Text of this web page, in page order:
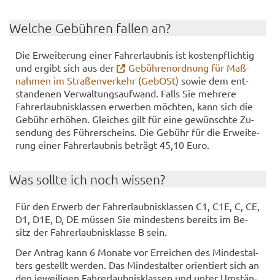
Wel­che Ge­büh­ren fal­len an?
Die Er­wei­te­rung einer Fahr­erlaub­nis ist kos­ten­pflich­tig
und er­gibt sich aus der
Ge­büh­ren­ord­nung für Maß­
nah­men im Stra­ßen­ver­kehr (Ge­bOSt) sowie dem ent­
stan­de­nen Ver­wal­tungs­auf­wand. Falls Sie meh­re­re
Fahr­erlaub­nis­klas­sen er­wer­ben möch­ten, kann sich die
Ge­bühr er­hö­hen. Glei­ches gilt für eine ge­wünsch­te Zu­
sen­dung des Füh­rer­scheins. Die Ge­bühr für die Er­wei­te­
rung einer Fahr­erlaub­nis be­trägt 45,10 Euro.
Was soll­te ich noch wis­sen?
Für den Er­werb der Fahr­erlaub­nis­klas­sen C1, C1E, C, CE,
D1, D1E, D, DE müs­sen Sie min­des­tens be­reits im Be­
sitz der Fahr­erlaub­nis­klas­se B sein.
Der An­trag kann 6 Mo­na­te vor Er­rei­chen des Min­dest­al­
ters ge­stellt wer­den. Das Min­dest­al­ter ori­en­tiert sich an
den je­wei­li­gen Fahr­erlaub­nis­klas­sen und unter Um­stän­